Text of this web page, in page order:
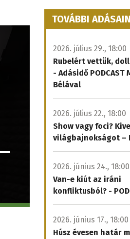
TOVÁBBI
2026. július 29., 18:00
Rubelért vettük,
- Adásidő PODCAST
Bélával
2026. július 22., 18:00
Show vagy foci?
világbajnokságot –
2026. június 24., 18:00
Van-e kiút az iráni
konfliktusból? -
2026. június 17., 18:00
Húsz évesen határ